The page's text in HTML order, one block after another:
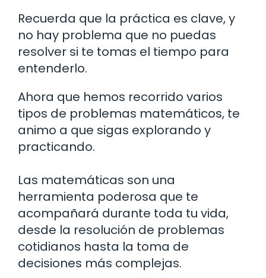
Recuerda que la práctica es clave, y
no hay problema que no puedas
resolver si te tomas el tiempo para
entenderlo.
Ahora que hemos recorrido varios
tipos de problemas matemáticos, te
animo a que sigas explorando y
practicando.
Las matemáticas son una
herramienta poderosa que te
acompañará durante toda tu vida,
desde la resolución de problemas
cotidianos hasta la toma de
decisiones más complejas.